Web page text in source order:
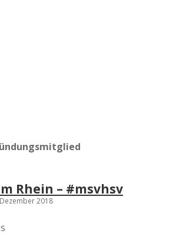
Rhein – #msvhsv
2018